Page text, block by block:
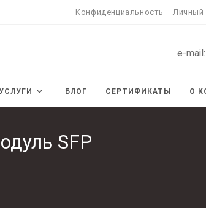
Конфиденциальность Личный
e-mail:
БЛОГ СЕРТИФИКАТЫ О
SFP